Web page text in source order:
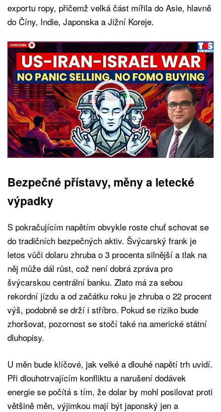
exportu ropy, přičemž velká část mířila do Asie, hlavně
do Číny, Indie, Japonska a Jižní Koreje.
Bezpečné přístavy, měny a letecké
výpadky
S pokračujícím napětím obvykle roste chuť schovat se
do tradičních bezpečných aktiv. Švýcarský frank je
letos vůči dolaru zhruba o 3 procenta silnější a tlak na
něj může dál růst, což není dobrá zpráva pro
švýcarskou centrální banku. Zlato má za sebou
rekordní jízdu a od začátku roku je zhruba o 22 procent
výš, podobně se drží i stříbro. Pokud se riziko bude
zhoršovat, pozornost se stočí také na americké státní
dluhopisy.
U měn bude klíčové, jak velké a dlouhé napětí trh uvidí.
Při dlouhotrvajícím konfliktu a narušení dodávek
energie se počítá s tím, že dolar by mohl posilovat proti
většině měn, výjimkou mají být japonský jen a